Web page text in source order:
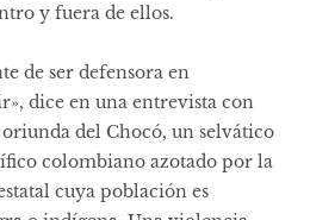
y fuera de ellos.
de ser defensora en
dice en una entrevista con
del Chocó, un selvático
colombiano azotado por la
cuya población es